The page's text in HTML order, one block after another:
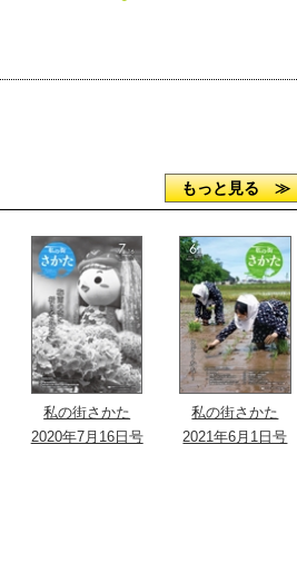
もっと見る ≫
私の街さかた
2020年7月16日号
私の街さかた
2021年6月1日号